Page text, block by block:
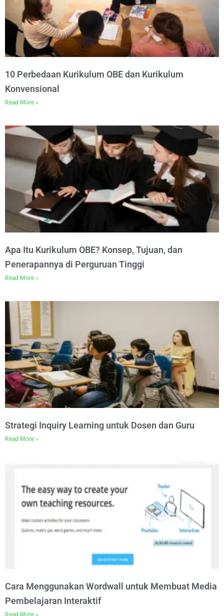
10 Perbedaan Kurikulum OBE dan Kurikulum
Konvensional
Read More »
Apa Itu Kurikulum OBE? Konsep, Tujuan, dan
Penerapannya di Perguruan Tinggi
Read More »
Strategi Inquiry Learning untuk Dosen dan Guru
Read More »
Cara Menggunakan Wordwall untuk Membuat Media
Pembelajaran Interaktif
Read More »